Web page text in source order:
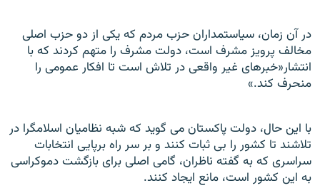
در آن زمان، سياستمداران حزب مردم که يکی از دو حزب اصلی
مخالف پرويز مشرف است، دولت مشرف را متهم کردند که با
انتشار«خبرهای غير واقعی در تلاش است تا افکار عمومی را
منحرف کند.»
با اين حال، دولت پاکستان می گويد که شبه نظاميان اسلامگرا در
تلاشند تا کشور را بی ثبات کنند و بر سر راه برپايی انتخابات
سراسری که به گفته ناظران، گامی اصلی برای بازگشت دموکراسی
به اين کشور است، مانع ايجاد کنند.